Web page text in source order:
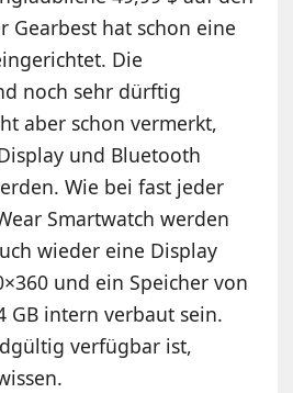
Gearbest hat schon eine
Die
noch sehr dürftig
aber schon vermerkt,
und Bluetooth
Wie bei fast jeder
Smartwatch werden
wieder eine Display
und ein Speicher von
GB intern verbaut sein.
verfügbar ist,